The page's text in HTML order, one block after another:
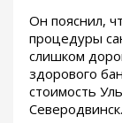
Он пояснил,
процедуры
слишком
здорового
стоимость
Северодвинск.